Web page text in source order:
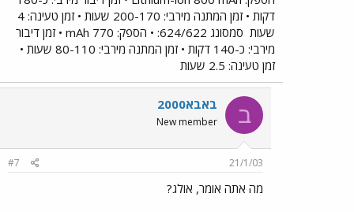
דקות • זמן המתנה מירבי: 200-170 שעות • זמן טעינה: 4
שעות
סמסונג 624/622: • הספק: 770 mAh • זמן דיבור
מירבי: כ-140 דקות • זמן המתנה מירבי: 80-110 שעות •
זמן טעינה: 2.5 שעות
ב באבא2000
New member
21/1/03
#7
מה אתה אומר, אולג?